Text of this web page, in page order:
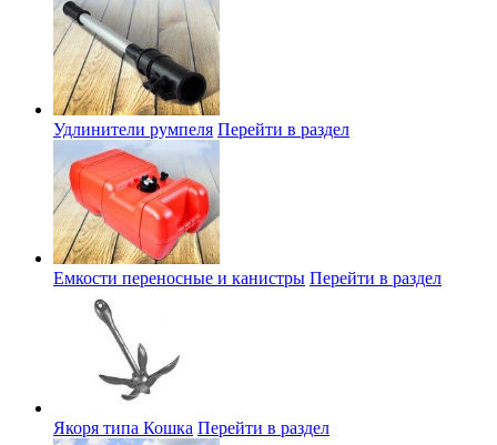
Удлинители румпеля Перейти в раздел
Емкости переносные и канистры Перейти в раздел
Якоря типа Кошка Перейти в раздел